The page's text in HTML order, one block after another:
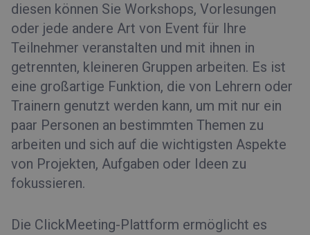
diesen können Sie Workshops, Vorlesungen
oder jede andere Art von Event für Ihre
Teilnehmer veranstalten und mit ihnen in
getrennten, kleineren Gruppen arbeiten. Es ist
eine großartige Funktion, die von Lehrern oder
Trainern genutzt werden kann, um mit nur ein
paar Personen an bestimmten Themen zu
arbeiten und sich auf die wichtigsten Aspekte
von Projekten, Aufgaben oder Ideen zu
fokussieren.
Die ClickMeeting-Plattform ermöglicht es